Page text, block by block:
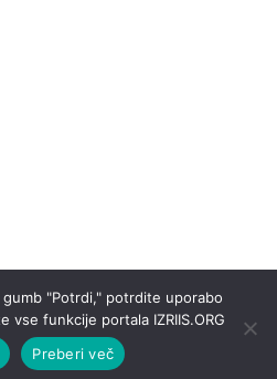
/Pravna obvestila
gumb "Potrdi," potrdite uporabo
vse funkcije portala IZRIIS.ORG
Preberi več